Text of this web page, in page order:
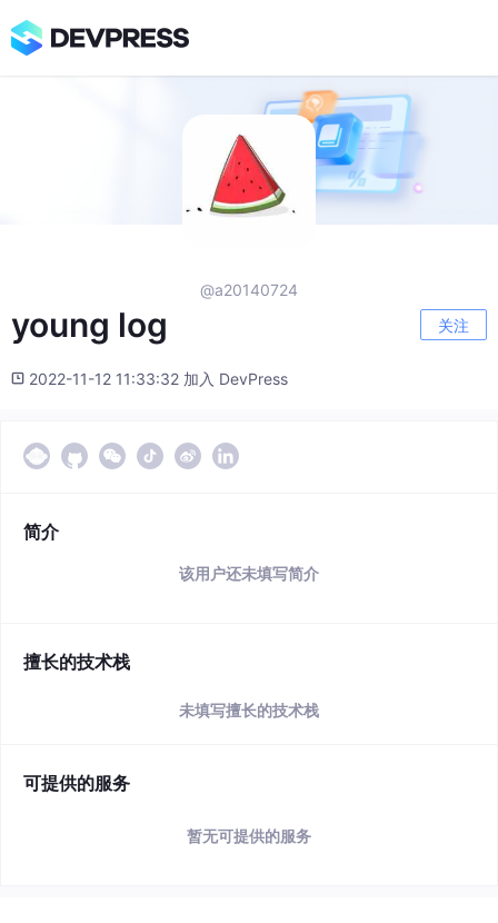
@a20140724
young log 关注
2022-11-12 11:33:32 加入 DevPress
简介
该用户还未填写简介
擅长的技术栈
未填写擅长的技术栈
可提供的服务
暂无可提供的服务